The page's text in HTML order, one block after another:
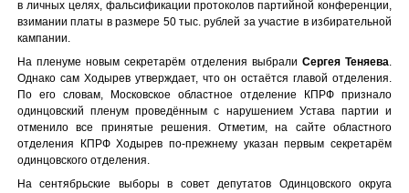
в личных целях, фальсификации протоколов партийной конференции,
взимании платы в размере 50 тыс. рублей за участие в избирательной
кампании.
На пленуме новым секретарём отделения выбрали Сергея Теняева.
Однако сам Ходырев утверждает, что он остаётся главой отделения.
По его словам, Московское областное отделение КПРФ признало
одинцовский пленум проведённым с нарушением Устава партии и
отменило все принятые решения. Отметим, на сайте областного
отделения КПРФ Ходырев по-прежнему указан первым секретарём
одинцовского отделения.
На сентябрьские выборы в совет депутатов Одинцовского округа